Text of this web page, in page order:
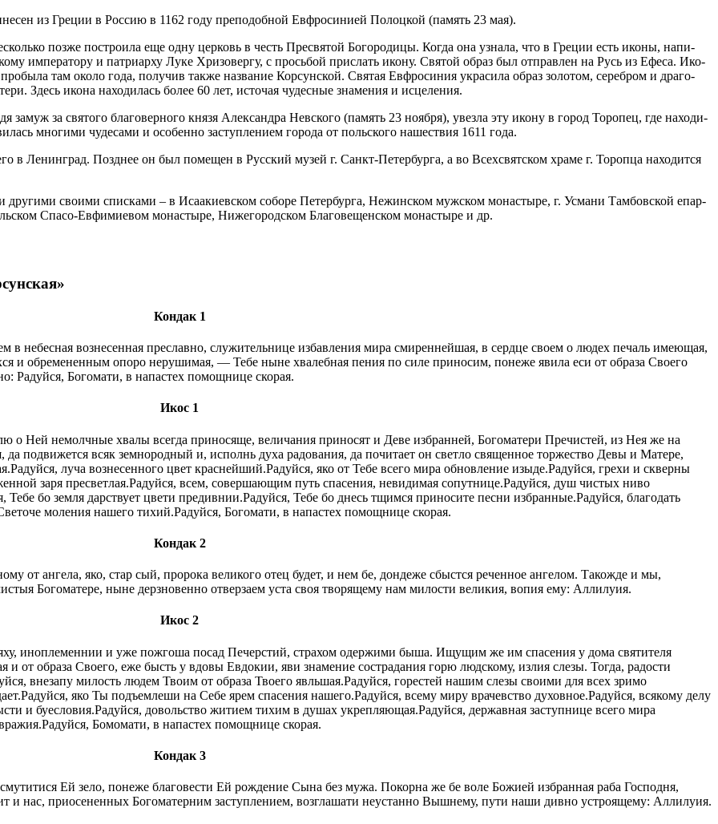
из Гре­ции в Рос­сию в 1162 го­ду пре­по­доб­ной Ев­фро­си­ни­ей По­лоц­кой (па­мять 23 мая).
поз­же по­стро­и­ла еще од­ну цер­ковь в честь Пре­свя­той Бо­го­ро­ди­цы. Ко­гда она узна­ла, что в Гре­ции есть ико­ны, на­пи­
им­пе­ра­то­ру и пат­ри­ар­ху Лу­ке Хри­зо­вер­гу, с прось­бой при­слать ико­ну. Свя­той об­раз был от­прав­лен на Русь из Ефе­са. Ико­
там око­ло го­да, по­лу­чив так­же на­зва­ние Кор­сун­ской. Свя­тая Ев­фро­си­ния укра­си­ла об­раз зо­ло­том, се­реб­ром и дра­го­
Здесь ико­на на­хо­ди­лась бо­лее 60 лет, ис­то­чая чу­дес­ные зна­ме­ния и ис­це­ле­ния.
за­муж за свя­то­го бла­го­вер­но­го кня­зя Алек­сандра Нев­ско­го (па­мять 23 но­яб­ря), увез­ла эту ико­ну в го­род То­ро­пец, где на­хо­ди­
мно­ги­ми чу­де­са­ми и осо­бен­но за­ступ­ле­ни­ем го­ро­да от поль­ско­го на­ше­ствия 1611 го­да.
в Ле­нин­град. Позд­нее он был по­ме­щен в Рус­ский му­зей г. Санкт-Пе­тер­бур­га, а во Все­х­свят­ском хра­ме г. То­роп­ца на­хо­дит­ся
дру­ги­ми сво­и­ми спис­ка­ми – в Иса­а­ки­ев­ском со­бо­ре Пе­тер­бур­га, Нежин­ском муж­ском мо­на­сты­ре, г. Усма­ни Там­бов­ской епар­
Спа­со-Ев­фи­ми­е­вом мо­на­сты­ре, Ни­же­го­род­ском Бла­го­ве­щен­ском мо­на­сты­ре и др.
Кондак 1
небесная вознесенная преславно, служительнице избавления мира смиреннейшая, в сердце своем о людех печаль имеющая,
и обремененным опоро нерушимая, — Тебе ныне хвалебная пения по силе приносим, понеже явила еси от образа Своего
Радуйся, Богомати, в напастех помощнице скорая.
Икос 1
о Ней немолчные хвалы всегда приносяще, величания приносят и Деве избранней, Богоматери Пречистей, из Нея же на
подвижется всяк земнородный и, исполнь духа радования, да почитает он светло священное торжество Девы и Матере,
луча вознесенного цвет краснейший.Радуйся, яко от Тебе всего мира обновление изыде.Радуйся, грехи и скверны
заря пресветлая.Радуйся, всем, совершающим путь спасения, невидимая сопутнице.Радуйся, душ чистых ниво
бо земля дарствует цвети предивнии.Радуйся, Тебе бо днесь тщимся приносите песни избранные.Радуйся, благодать
моления нашего тихий.Радуйся, Богомати, в напастех помощнице скорая.
Кондак 2
от ангела, яко, стар сый, пророка великого отец будет, и нем бе, дондеже сбыстся реченное ангелом. Такожде и мы,
Богоматере, ныне дерзновенно отверзаем уста своя творящему нам милости великия, вопия ему: Аллилуия.
Икос 2
иноплеменнии и уже пожгоша посад Печерстий, страхом одержими быша. Ищущим же им спасения у дома святителя
от образа Своего, еже бысть у вдовы Евдокии, яви знамение сострадания горю людскому, излия слезы. Тогда, радости
внезапу милость людем Твоим от образа Твоего явльшая.Радуйся, горестей нашим слезы своими для всех зримо
яко Ты подъемлеши на Себе ярем спасения нашего.Радуйся, всему миру врачевство духовное.Радуйся, всякому делу
и буесловия.Радуйся, довольство житием тихим в душах укрепляющая.Радуйся, державная заступнице всего мира
Бомомати, в напастех помощнице скорая.
Кондак 3
Ей зело, понеже благовести Ей рождение Сына без мужа. Покорна же бе воле Божией избранная раба Господня,
и нас, приосененных Богоматерним заступлением, возглашати неустанно Вышнему, пути наши дивно устроящему: Аллилуия.